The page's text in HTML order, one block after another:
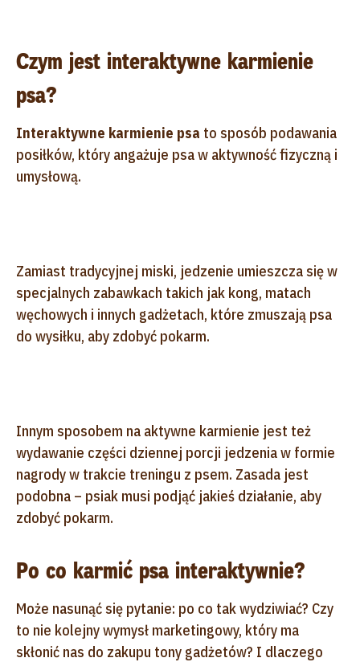
Czym jest interaktywne karmienie
psa?
Interaktywne karmienie psa to sposób podawania
posiłków, który angażuje psa w aktywność fizyczną i
umysłową.
Zamiast tradycyjnej miski, jedzenie umieszcza się w
specjalnych zabawkach takich jak kong, matach
węchowych i innych gadżetach, które zmuszają psa
do wysiłku, aby zdobyć pokarm.
Innym sposobem na aktywne karmienie jest też
wydawanie części dziennej porcji jedzenia w formie
nagrody w trakcie treningu z psem. Zasada jest
podobna – psiak musi podjąć jakieś działanie, aby
zdobyć pokarm.
Po co karmić psa interaktywnie?
Może nasunąć się pytanie: po co tak wydziwiać? Czy
to nie kolejny wymysł marketingowy, który ma
skłonić nas do zakupu tony gadżetów? I dlaczego